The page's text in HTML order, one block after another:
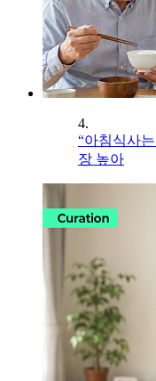
4.
“아침식사
장 높아